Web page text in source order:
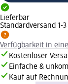
Lieferbar
Standardversand 1-
Verfügbarkeit in
Kostenloser
Einfache &
Kauf auf